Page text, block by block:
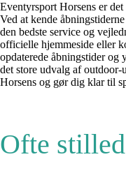
Eventyrsport Horsens er
Ved at kende
den bedste service og
officielle hjemmeside eller
opdaterede åbningstider
det store udvalg af
Horsens og gør dig klar til
Ofte